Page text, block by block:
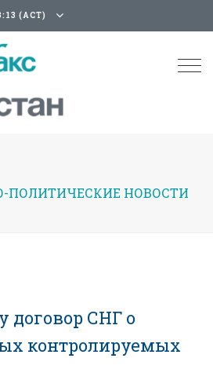
(АСТ)
ПОЛИТИЧЕСКИЕ НОВОСТИ
договор СНГ о
контролируемых